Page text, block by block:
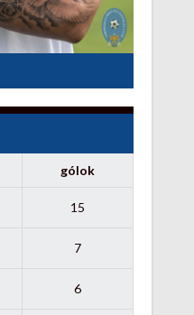
gólok
15
7
6